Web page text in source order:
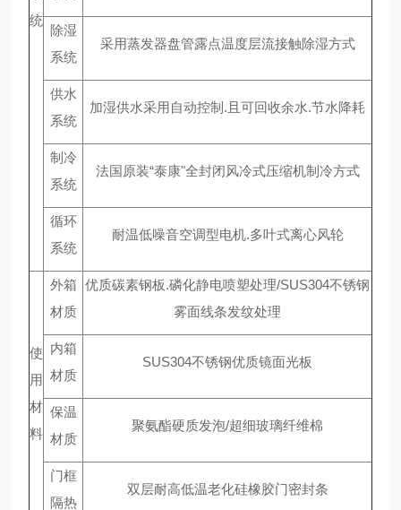
统
除湿
系统
采用蒸发器盘管露点温度层流接触除湿方式
供水
系统
加湿供水采用自动控制.且可回收余水.节水降耗
制冷
系统
法国原装“泰康"全封闭风冷式压缩机制冷方式
循环
系统
耐温低噪音空调型电机.多叶式离心风轮
使
用
材
料
外箱
材质
优质碳素钢板.磷化静电喷塑处理/SUS304不锈钢
雾面线条发纹处理
内箱
材质
SUS304不锈钢优质镜面光板
保温
材质
聚氨酯硬质发泡/超细玻璃纤维棉
门框
隔热
双层耐高低温老化硅橡胶门密封条